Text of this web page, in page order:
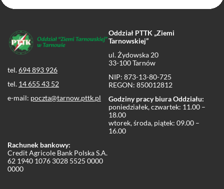
tel.694 893 926
tel. 14 655 43 52
e-mail: poczta@tarnow.pttk.pl
Oddział PTTK „Ziemi
Tarnowskiej”
ul. Żydowska 20
33-100 Tarnów
NIP: 873-13-80-725
REGON: 850012812
Godziny pracy biura Oddziału:
poniedziałek, czwartek: 11.00 –
18.00
wtorek, środa, piątek: 09.00 –
16.00
Rachunek bankowy:
Credit Agricole Bank Polska S.A.
62 1940 1076 3028 5525 0000
0000